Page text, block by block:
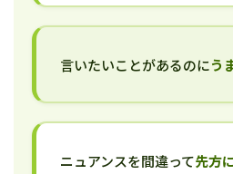
言いたいことがあるのにう
ニュアンスを間違って先方